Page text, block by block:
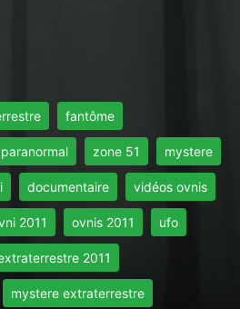
fantôme
zone 51 mystere
documentaire vidéos ovnis
2011 ovnis 2011 ufo
2011
mystere extraterrestre